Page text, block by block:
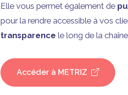
Elle vous permet également de
pour la rendre accessible à vos
transparence le long de la
Accéder à METRIZ